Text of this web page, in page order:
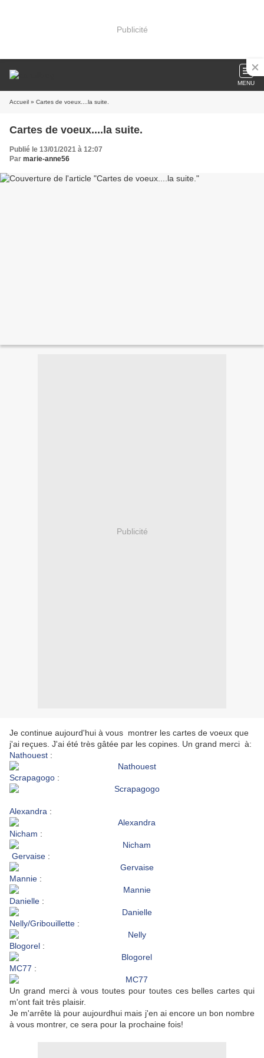
Publicité
MENU
Accueil » Cartes de voeux....la suite.
Cartes de voeux....la suite.
Publié le 13/01/2021 à 12:07
Par marie-anne56
Publicité
Je continue aujourd'hui à vous montrer les cartes de voeux que
j'ai reçues. J'ai été très gâtée par les copines. Un grand merci à:
Nathouest :
Scrapagogo :
Alexandra :
Nicham :
Gervaise :
Mannie :
Danielle :
Nelly/Gribouillette :
Blogorel :
MC77 :
Un grand merci à vous toutes pour toutes ces belles cartes qui
m'ont fait très plaisir.
Je m'arrête là pour aujourdhui mais j'en ai encore un bon nombre
à vous montrer, ce sera pour la prochaine fois!